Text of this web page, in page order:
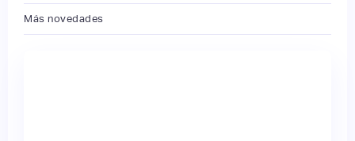
Más novedades